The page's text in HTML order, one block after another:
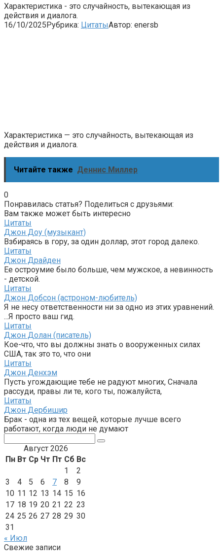
Характеристика - это случайность, вытекающая из
действия и диалога.
16/10/2025Рубрика: ЦитатыАвтор: enersb
Характеристика — это случайность, вытекающая из
действия и диалога.
Читайте также Деннис Миллер
0
Понравилась статья? Поделиться с друзьями:
Вам также может быть интересно
Цитаты
Джон Доу (музыкант)
Взбираясь в гору, за один доллар, этот город далеко.
Цитаты
Джон Драйден
Ее остроумие было больше, чем мужское, а невинность
- детской.
Цитаты
Джон Добсон (астроном-любитель)
Я не несу ответственности ни за одно из этих уравнений.
...Я просто ваш гид.
Цитаты
Джон Долан (писатель)
Кое-что, что вы должны знать о вооруженных силах
США, так это то, что они
Цитаты
Джон Денхэм
Пусть угождающие тебе не радуют многих, Сначала
рассуди, правы ли те, кого ты, пожалуйста,
Цитаты
Джон Дербишир
Брак - одна из тех вещей, которые лучше всего
работают, когда люди не думают
Август 2026
Пн Вт Ср Чт Пт Сб Вс
1
2
3
4 5 6 7 8
9
10 11 12 13 14 15 16
17 18 19 20 21 22 23
24 25 26 27 28 29 30
31
« Июл
Свежие записи